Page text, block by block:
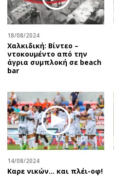
Επιχειρήσεις
Αγορές
Money Review
AstroBank Properties
Trends
Ενέργεια
Ναυτιλία
Περιβάλλον
Ελλάδα
Κόσμος
Παράξενα
Πολιτισμός
Σινεμά
18/08/2024
Χαλκιδική: Βίντεο –
ντοκουμέντο από την
άγρια συμπλοκή σε beach
bar
14/08/2024
Καρε νικών... και πλέι-οφ!